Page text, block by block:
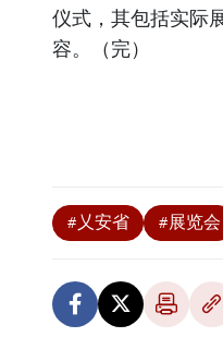
仪式，其包括实际
容。（完）
#乂安省 #展览会